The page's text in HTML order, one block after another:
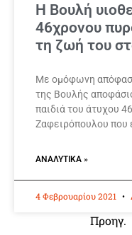
Η Βουλή
46χρονου
τη ζωή του
Με ομόφωνη
της Βουλής
παιδιά του άτυχου
Ζαφειρόπουλου που
ΑΝΑΛΥΤΙΚΆ »
4 Φεβρουαρίου 2021
Προηγ.